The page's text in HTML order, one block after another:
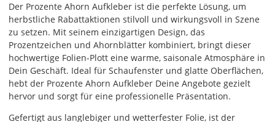
frei
kombinieren.
Wählst
Du
in
allen
Farbfeldern
die
gleiche
Der Prozente Ahorn Aufkleber ist die perfekte Lösung, um
herbstliche Rabattaktionen stilvoll und wirkungsvoll in Szene
zu setzen. Mit seinem einzigartigen Design, das
Prozentzeichen und Ahornblätter kombiniert, bringt dieser
hochwertige Folien-Plott eine warme, saisonale Atmosphäre in
Dein Geschäft. Ideal für Schaufenster und glatte Oberflächen,
hebt der Prozente Ahorn Aufkleber Deine Angebote gezielt
hervor und sorgt für eine professionelle Präsentation.
Gefertigt aus langlebiger und wetterfester Folie, ist der